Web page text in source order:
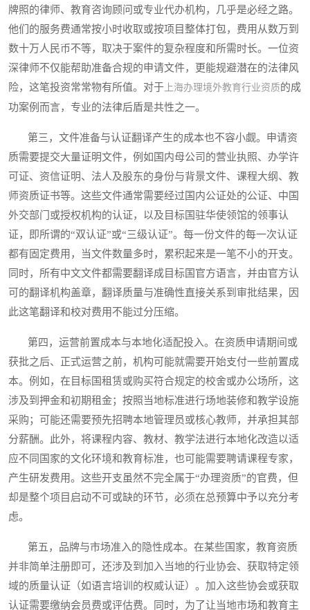
牌照的律师、教育咨询顾问或专业代办机构，几乎是必经之路。
他们的服务费通常按小时收取或按项目整体打包，费用从数万到
数十万人民币不等，取决于案件的复杂程度和所需时长。一位资
深律师不仅能帮助准备合规的申请文件，更能规避潜在的法律风
险，这笔投资常常物有所值。对于 上海办理境外教育行业资质的成
功案例而言，专业的法律后盾是共性之一。
第三，文件准备与认证翻译产生的成本也不容小觑。申请资
质需要提交大量证明文件，例如国内母公司的营业执照、办学许
可证、资信证明、法人及股东的身份与背景文件、课程大纲、教
师资质证书等。这些文件通常需要经过国内公证处的公证、中国
外交部门或授权机构的认证，以及目标国驻华使领馆的领事认
证，即所谓的“双认证”或“三级认证”。每一份文件的每一次认证
都有固定费用，当文件数量多时，累积起来是一笔不小的开支。
同时，所有中文文件都需要翻译成目标国官方语言，并由官方认
可的翻译机构盖章，翻译质量与准确性直接关系到审批结果，因
此这笔翻译和校对费用不能过分压缩。
第四，运营前置成本与本地化适配投入。在资质申请期间或
获批之后、正式运营之前，机构可能就需要开始支付一些前置成
本。例如，在目标国租赁或购买符合规定的校舍或办公场所，这
涉及到押金和初期租金；按照当地标准进行场地装修和教学设施
采购；可能还需要预先招聘本地管理员或核心教师，并承担其部
分薪酬。此外，将课程内容、教材、教学法进行本地化改造以适
应不同国家的文化环境和教育标准，也可能需要聘请课程专家，
产生研发费用。这些开支虽然不完全属于“办理资质”的官费，但
却是整个项目启动不可或缺的环节，必须在总预算中予以充分考
虑。
第五，品牌与市场准入的隐性成本。在某些国家，教育资质
并非简单注册即可，还涉及到加入当地的行业协会、获取特定领
域的质量认证（如语言培训的权威认证）。加入这些协会或获取
认证需要缴纳会员费或评估费。同时，为了让当地市场和教育主